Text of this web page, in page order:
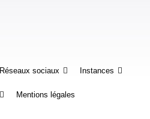
Réseaux sociaux Instances
Mentions légales